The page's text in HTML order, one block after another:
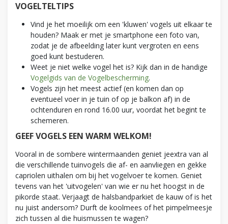
VOGELTELTIPS
Vind je het moeilijk om een 'kluwen' vogels uit elkaar te
houden? Maak er met je smartphone een foto van,
zodat je de afbeelding later kunt vergroten en eens
goed kunt bestuderen.
Weet je niet welke vogel het is? Kijk dan in de handige
Vogelgids van de Vogelbescherming.
Vogels zijn het meest actief (en komen dan op
eventueel voer in je tuin of op je balkon af) in de
ochtenduren en rond 16.00 uur, voordat het begint te
schemeren.
GEEF VOGELS EEN WARM WELKOM!
Vooral in de sombere wintermaanden geniet jeextra van al
die verschillende tuinvogels die af- en aanvliegen en gekke
capriolen uithalen om bij het vogelvoer te komen. Geniet
tevens van het 'uitvogelen' van wie er nu het hoogst in de
pikorde staat. Verjaagt de halsbandparkiet de kauw of is het
nu juist andersom? Durft de koolmees of het pimpelmeesje
zich tussen al die huismussen te wagen?